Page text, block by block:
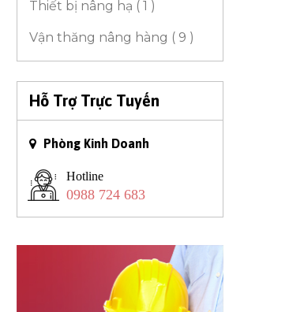
Thiết bị nâng hạ ( 1 )
Vận thăng nâng hàng ( 9 )
Hỗ Trợ Trực Tuyến
Phòng Kinh Doanh
Hotline
0988 724 683